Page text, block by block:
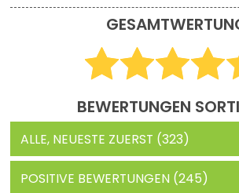
BEWERTUNGEN
ALLE, NEUESTE ZUERST (323)
POSITIVE BEWERTUNGEN (245)